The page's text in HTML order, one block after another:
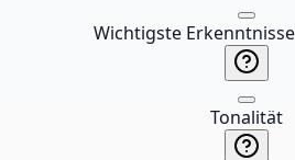
Wichtigste
Tonalität